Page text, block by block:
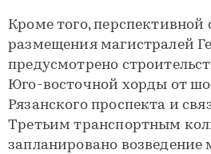
Кроме того, перспективной
размещения магистралей
предусмотрено
Юго-восточной хорды от
Рязанского проспекта и
Третьим транспортным
запланировано возведение